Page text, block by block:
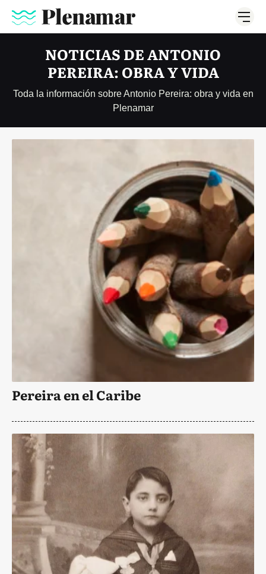
NOTICIAS DE ANTONIO
PEREIRA: OBRA Y VIDA
Toda la información sobre Antonio Pereira: obra y vida en
Plenamar
Pereira en el Caribe